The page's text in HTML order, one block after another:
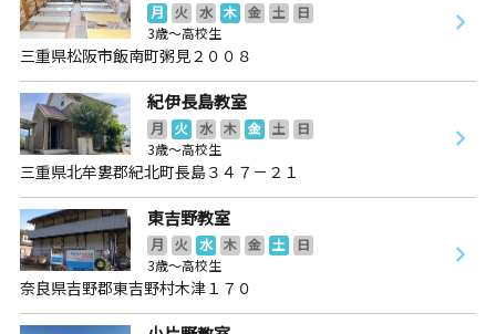
月 火 水 木 金 土
日
3歳～高校生
三重県松阪市飯南町粥見２００８
紀伊長島教室
月 火 水 木 金 土
日
3歳～高校生
三重県北牟婁郡紀北町長島３４７－２１
東吉野教室
月 火 水 木 金 土
日
3歳～高校生
奈良県吉野郡東吉野村木津１７０